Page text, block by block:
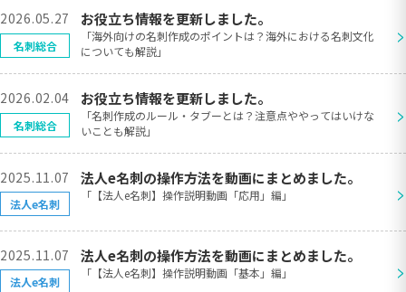
2026.05.27 お役立ち情報を更新しました。
「海外向けの名刺作成のポイントは？海外における名刺文化
についても解説」
>
名刺総合
2026.02.04 お役立ち情報を更新しました。
「名刺作成のルール・タブーとは？注意点ややってはいけな
いことも解説」
>
名刺総合
2025.11.07 法人e名刺の操作方法を動画にまとめました。
「【法人e名刺】操作説明動画「応用」編」 >
法人e名刺
2025.11.07 法人e名刺の操作方法を動画にまとめました。
「【法人e名刺】操作説明動画「基本」編」 >
法人e名刺